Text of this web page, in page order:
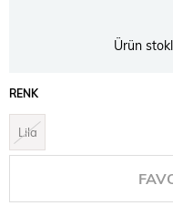
Ürün
RENK
Lila